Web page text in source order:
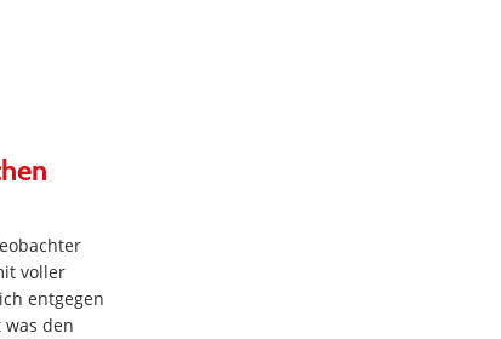
voller
entgegen
den